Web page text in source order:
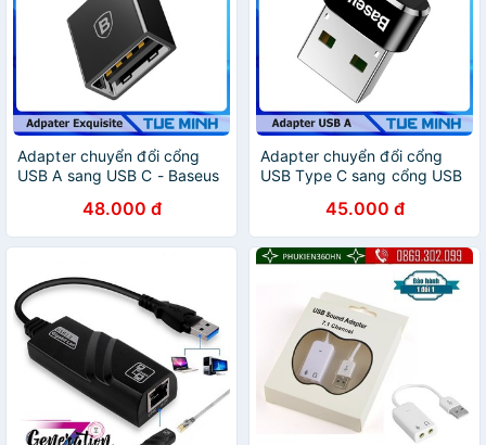
Adapter chuyển đổi cổng
USB A sang USB C - Baseus
USB Female Adapter
Converter
48.000 đ
Adapter chuyển đổi cổng
USB Type C sang cổng USB
Type-C Female Adapter
Converter
45.000 đ